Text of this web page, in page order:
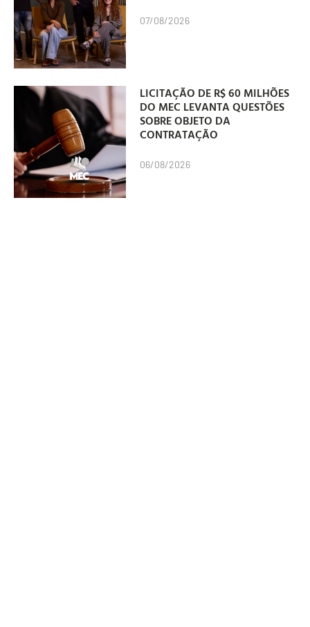
07/08/2026
LICITAÇÃO DE R$ 60 MILHÕES
DO MEC LEVANTA QUESTÕES
SOBRE OBJETO DA
CONTRATAÇÃO
06/08/2026